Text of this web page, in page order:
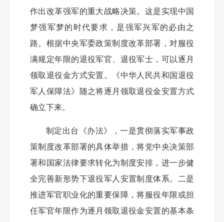
作出改革强军的重大战略决策。这是实现中国
梦强军梦的时代要求，是强军兴军的必由之
路。根据中央军委政策制度改革部署，对服役
满规定年限的退役军官、退役军士，可以逐月
领取退役金方式安置。《中华人民共和国退役
军人保障法》随之将逐月领取退役金安置方式
确立下来。
制定出台《办法》，一是贯彻落实军事政
策制度改革部署的具体举措，将党中央决策部
署和国家法律要求转化为制度安排，进一步健
全完善新形势下退役军人安置制度体系。二是
推进军官职业化的重要保障，将服役年限或担
任军官年限作为逐月领取退役金安置的基本条